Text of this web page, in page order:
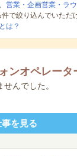
営業・企画営業・ラ
で絞り込んでいただ
は？
ンオペレー
んでした。
を見る